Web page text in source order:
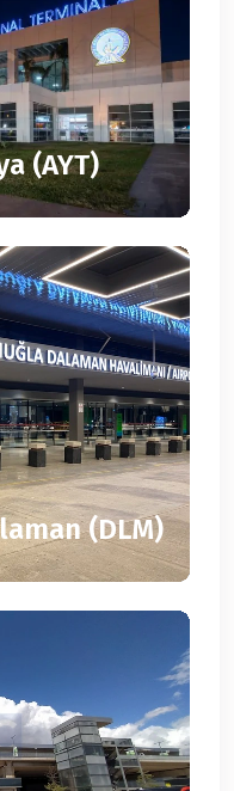
(AYT)
(DLM)